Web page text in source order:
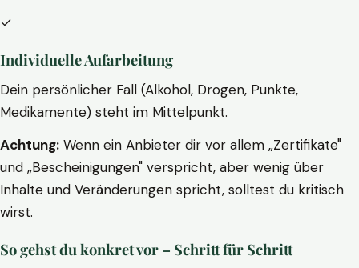
✓
Individuelle Aufarbeitung
Dein persönlicher Fall (Alkohol, Drogen, Punkte,
Medikamente) steht im Mittelpunkt.
Achtung: Wenn ein Anbieter dir vor allem „Zertifikate"
und „Bescheinigungen" verspricht, aber wenig über
Inhalte und Veränderungen spricht, solltest du kritisch
wirst.
So gehst du konkret vor – Schritt für Schritt